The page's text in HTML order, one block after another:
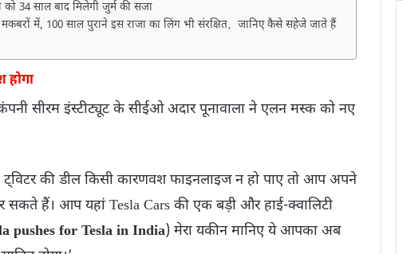
34 साल बाद मिलेगी जुर्म की सजा
में, 100 साल पुराने इस राजा का लिंग भी संरक्षित‚ जानिए कैसे सहेजे जाते हैं
सीरम इंस्टीट्यूट के सीईओ अदार पूनावाला ने एलन मस्क को नए
की डील किसी कारणवश फाइनलाइज न हो पाए तो आप अपने
हैं। आप यहां Tesla Cars की एक बड़ी और हाई-क्वालिटी
pushes for Tesla in India) मेरा यकीन मानिए ये आपका अब